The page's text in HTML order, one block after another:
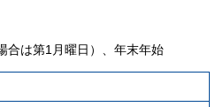
は第1月曜日）、年末年始